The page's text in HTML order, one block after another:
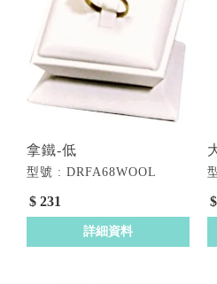
拿鐵-低
型號 : DRFA68WOOL
$ 231
詳細資料